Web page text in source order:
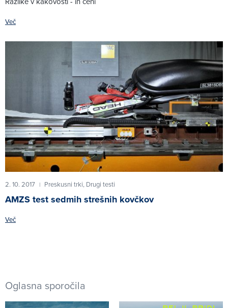
Več
2. 10. 2017 | Preskusni trki, Drugi testi
AMZS test sedmih strešnih kovčkov
Več
Oglasna sporočila